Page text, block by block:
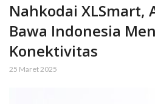
Nahkodai XLSmart,
Bawa Indonesia
Konektivitas
25 Maret 2025